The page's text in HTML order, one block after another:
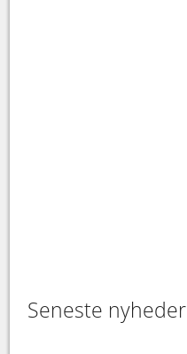
Seneste nyheder